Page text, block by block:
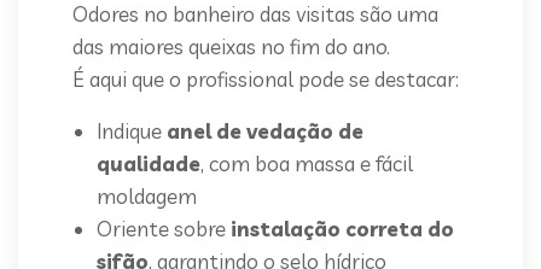
Odores no banheiro das visitas são uma
das maiores queixas no fim do ano.
É aqui que o profissional pode se destacar:
Indique anel de vedação de
qualidade, com boa massa e fácil
moldagem
Oriente sobre instalação correta do
sifão, garantindo o selo hídrico